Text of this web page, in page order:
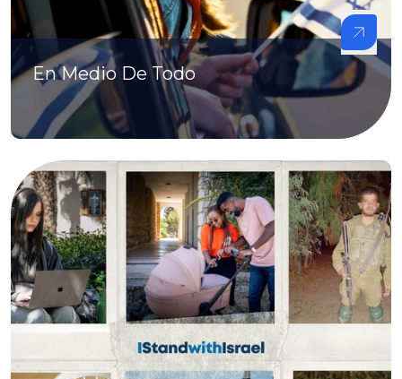
En Medio De Todo